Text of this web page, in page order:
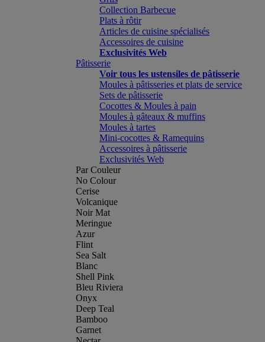
Collection Barbecue
Plats à rôtir
Articles de cuisine spécialisés
Accessoires de cuisine
Exclusivités Web
Pâtisserie
Voir tous les ustensiles de pâtisserie
Moules à pâtisseries et plats de service
Sets de pâtisserie
Cocottes & Moules à pain
Moules à gâteaux & muffins
Moules à tartes
Mini-cocottes & Ramequins
Accessoires à pâtisserie
Exclusivités Web
Par Couleur
No Colour
Cerise
Volcanique
Noir Mat
Meringue
Azur
Flint
Sea Salt
Blanc
Shell Pink
Bleu Riviera
Onyx
Deep Teal
Bamboo
Garnet